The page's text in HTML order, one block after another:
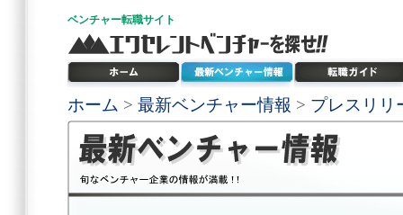
ベンチャー転職サイト
ホーム > 最新ベンチャー情報 > プレスリリ